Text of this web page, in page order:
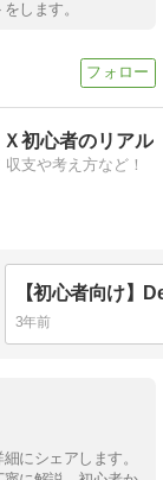
します。
初心者のリアル
支や考え方など！
3年前
にシェアします。